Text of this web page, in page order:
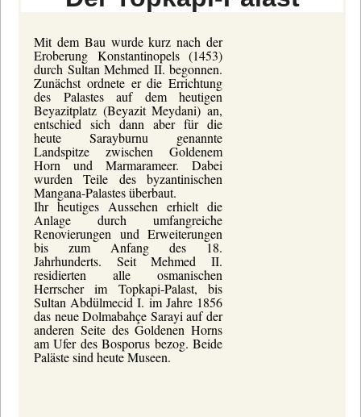
Mit dem Bau wurde kurz nach der
Eroberung Konstantinopels (1453)
durch Sultan Mehmed II. begonnen.
Zunächst ordnete er die Errichtung
des Palastes auf dem heutigen
Beyazitplatz (Beyazit Meydani) an,
entschied sich dann aber für die
heute Sarayburnu genannte
Landspitze zwischen Goldenem
Horn und Marmarameer. Dabei
wurden Teile des byzantinischen
Mangana-Palastes überbaut.
Ihr heutiges Aussehen erhielt die
Anlage durch umfangreiche
Renovierungen und Erweiterungen
bis zum Anfang des 18.
Jahrhunderts. Seit Mehmed II.
residierten alle osmanischen
Herrscher im Topkapi-Palast, bis
Sultan Abdülmecid I. im Jahre 1856
das neue Dolmabahçe Sarayi auf der
anderen Seite des Goldenen Horns
am Ufer des Bosporus bezog. Beide
Paläste sind heute Museen.